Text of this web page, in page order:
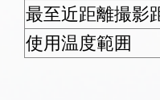
最至近距離撮影
使用温度範囲